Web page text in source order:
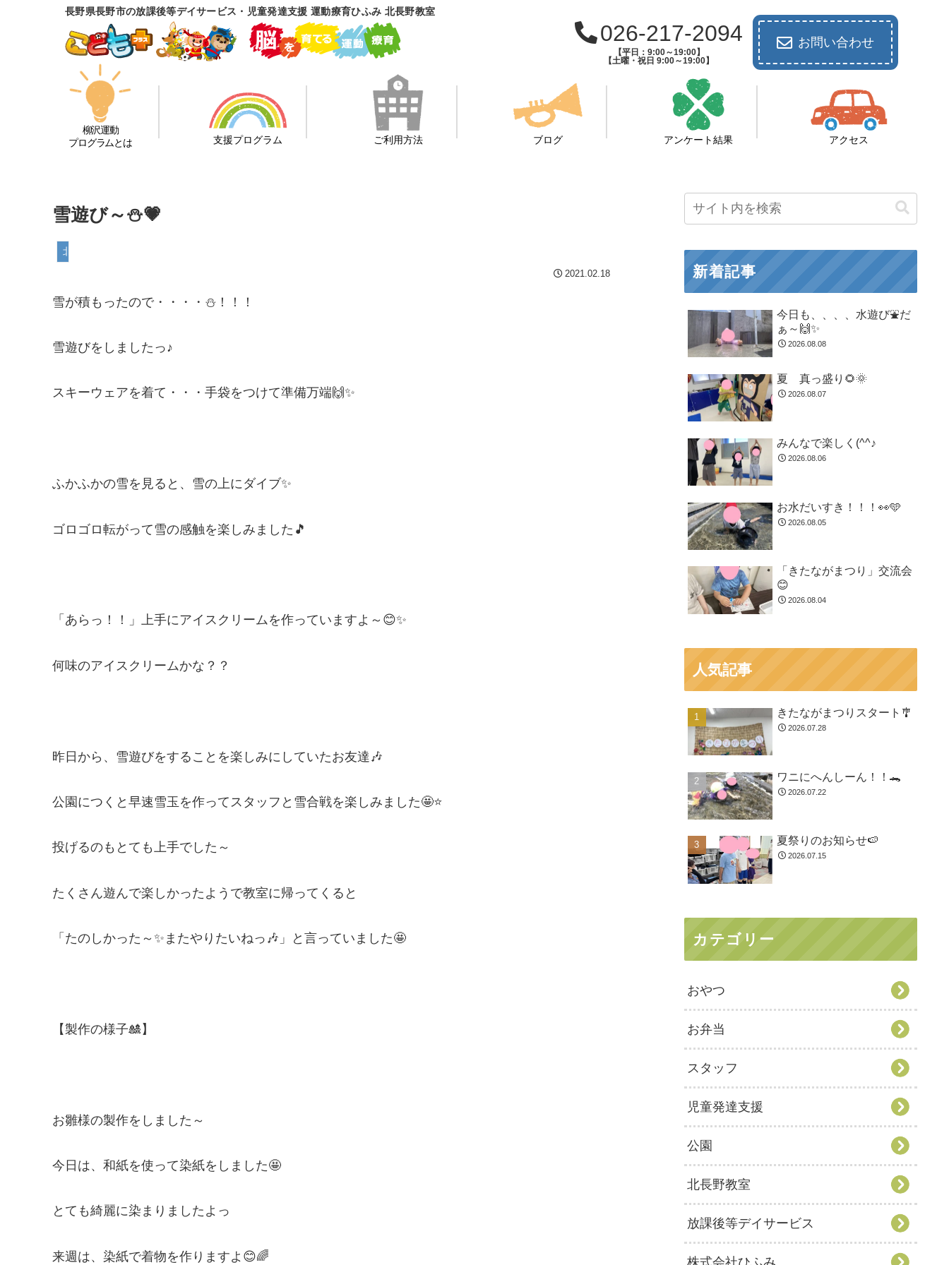
長野県長野市の放課後等デイサービス・児童発達支援 運動療育ひふみ 北長野教室
026-217-2094
【平日：9:00～19:00】
【土曜・祝日 9:00～19:00】
お問い合わせ
柳沢運動
プログラムとは
支援プログラム ご利用方法 ブログ アンケート結果 アクセス
雪遊び～⛄💗
北長野教室
2021.02.18
雪が積もったので・・・・⛄！！！
雪遊びをしましたっ♪
スキーウェアを着て・・・手袋をつけて準備万端🙌✨
ふかふかの雪を見ると、雪の上にダイブ✨
ゴロゴロ転がって雪の感触を楽しみました🎵
「あらっ！！」上手にアイスクリームを作っていますよ～😊✨
何味のアイスクリームかな？？
昨日から、雪遊びをすることを楽しみにしていたお友達🎶
公園につくと早速雪玉を作ってスタッフと雪合戦を楽しみました🤩⭐
投げるのもとても上手でした～
たくさん遊んで楽しかったようで教室に帰ってくると
「たのしかった～✨またやりたいねっ🎶」と言っていました🤩
【製作の様子🎎】
お雛様の製作をしました～
今日は、和紙を使って染紙をしました🤩
とても綺麗に染まりましたよっ
来週は、染紙で着物を作りますよ😊🌈
新着記事
今日も、、、、水遊び⛲だ
ぁ～🙌✨
2026.08.08
夏 真っ盛り🌻🌞
2026.08.07
みんなで楽しく(^^♪
2026.08.06
お水だいすき！！！👀🩵
2026.08.05
「きたながまつり」交流会
😊
2026.08.04
人気記事
きたながまつりスタート🎐
2026.07.28
ワニにへんしーん！！🐊
2026.07.22
夏祭りのお知らせ🍉
2026.07.15
カテゴリー
おやつ
お弁当
スタッフ
児童発達支援
公園
北長野教室
放課後等デイサービス
株式会社ひふみ